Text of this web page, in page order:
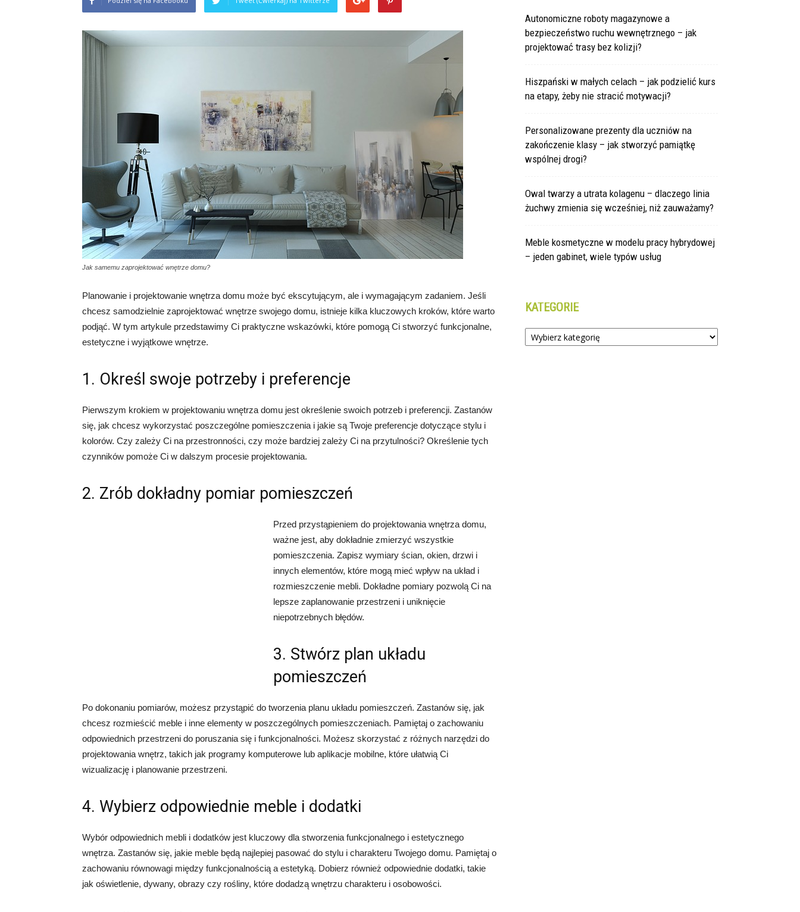
Jak samemu zaprojektować wnętrze domu?
Planowanie i projektowanie wnętrza domu może być ekscytującym, ale i wymagającym zadaniem. Jeśli
chcesz samodzielnie zaprojektować wnętrze swojego domu, istnieje kilka kluczowych kroków, które warto
podjąć. W tym artykule przedstawimy Ci praktyczne wskazówki, które pomogą Ci stworzyć funkcjonalne,
estetyczne i wyjątkowe wnętrze.
1. Określ swoje potrzeby i preferencje
Pierwszym krokiem w projektowaniu wnętrza domu jest określenie swoich potrzeb i preferencji. Zastanów
się, jak chcesz wykorzystać poszczególne pomieszczenia i jakie są Twoje preferencje dotyczące stylu i
kolorów. Czy zależy Ci na przestronności, czy może bardziej zależy Ci na przytulności? Określenie tych
czynników pomoże Ci w dalszym procesie projektowania.
2. Zrób dokładny pomiar pomieszczeń
Przed przystąpieniem do projektowania wnętrza domu,
ważne jest, aby dokładnie zmierzyć wszystkie
pomieszczenia. Zapisz wymiary ścian, okien, drzwi i
innych elementów, które mogą mieć wpływ na układ i
rozmieszczenie mebli. Dokładne pomiary pozwolą Ci na
lepsze zaplanowanie przestrzeni i uniknięcie
niepotrzebnych błędów.
3. Stwórz plan układu
pomieszczeń
Po dokonaniu pomiarów, możesz przystąpić do tworzenia planu układu pomieszczeń. Zastanów się, jak
chcesz rozmieścić meble i inne elementy w poszczególnych pomieszczeniach. Pamiętaj o zachowaniu
odpowiednich przestrzeni do poruszania się i funkcjonalności. Możesz skorzystać z różnych narzędzi do
projektowania wnętrz, takich jak programy komputerowe lub aplikacje mobilne, które ułatwią Ci
wizualizację i planowanie przestrzeni.
4. Wybierz odpowiednie meble i dodatki
Wybór odpowiednich mebli i dodatków jest kluczowy dla stworzenia funkcjonalnego i estetycznego
wnętrza. Zastanów się, jakie meble będą najlepiej pasować do stylu i charakteru Twojego domu. Pamiętaj o
zachowaniu równowagi między funkcjonalnością a estetyką. Dobierz również odpowiednie dodatki, takie
jak oświetlenie, dywany, obrazy czy rośliny, które dodadzą wnętrzu charakteru i osobowości.
Autonomiczne roboty magazynowe a
bezpieczeństwo ruchu wewnętrznego – jak
projektować trasy bez kolizji?
Hiszpański w małych celach – jak podzielić kurs
na etapy, żeby nie stracić motywacji?
Personalizowane prezenty dla uczniów na
zakończenie klasy – jak stworzyć pamiątkę
wspólnej drogi?
Owal twarzy a utrata kolagenu – dlaczego linia
żuchwy zmienia się wcześniej, niż zauważamy?
Meble kosmetyczne w modelu pracy hybrydowej
– jeden gabinet, wiele typów usług
KATEGORIE
Kategorie